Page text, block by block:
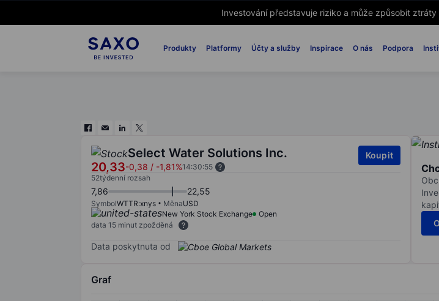
Investování představuje riziko a může způsobit
Produkty Platformy Účty a služby Inspirace O nás Podpora
Select Water Solutions Inc.
20,33-0,38 / -1,81%14:30:55
Koupit
52týdenní rozsah
7,86 22,55
SymbolWTTR:xnys MěnaUSD
New York Stock Exchange
Open
data 15 minut zpožděná
Data poskytnuta od
Graf